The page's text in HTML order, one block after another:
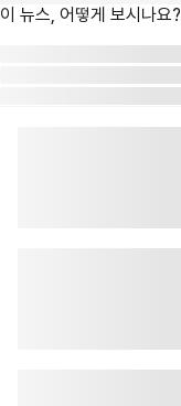
이 뉴스, 어떻게 보시나요?